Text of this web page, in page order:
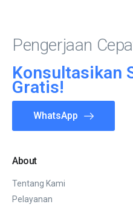
Pengerjaan
Konsultasikan
Gratis!
WhatsApp
About
Tentang Kami
Pelayanan